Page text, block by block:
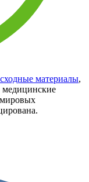
материалы,
медицинские